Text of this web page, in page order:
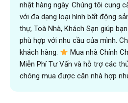
nhật hàng ngày. Chúng tôi cung
với đa dạng loại hình bất động
thự, Toà Nhà, Khách Sạn giúp
phù hợp với nhu cầu của mình.
khách hàng:
Mua nhà Chính
Miễn Phí Tư Vấn và hỗ trợ các
chóng mua được căn nhà hợp